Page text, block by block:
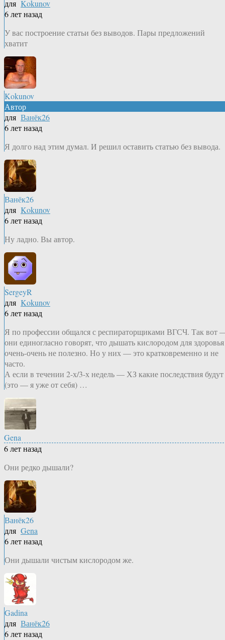
для Kokunov
6 лет назад
У вас построение статьи без выводов. Пары предложений
хватит
Kokunov
Автор
для Ванёк26
6 лет назад
Я долго над этим думал. И решил оставить статью без вывода.
Ванёк26
для Kokunov
6 лет назад
Ну ладно. Вы автор.
SergeyR
для Kokunov
6 лет назад
Я по профессии общался с респираторщиками ВГСЧ. Так вот
они единогласно говорят, что дышать кислородом для здоровья
очень-очень не полезно. Но у них — это кратковременно и не
часто.
А если в течении 2-х/3-х недель — ХЗ какие последствия будут
(это — я уже от себя) …
Gena
6 лет назад
Они редко дышали?
Ванёк26
для Gena
6 лет назад
Они дышали чистым кислородом же.
Gadina
для Ванёк26
6 лет назад